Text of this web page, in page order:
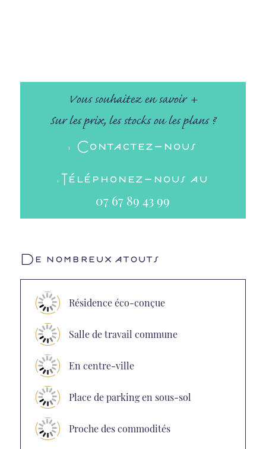
Vous souhaitez en savoir +
Sur les prix, les stocks ou les plans ?
Contactez-nous
Téléphonez-nous au
07 67 89 43 99
De nombreux atouts
Résidence éco-conçue
Salle de travail commune
En centre-ville
Place de parking en sous-sol
Proche des commodités